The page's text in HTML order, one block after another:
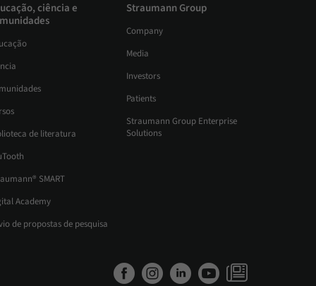
ciência e
de literatura
SMART
Academy
de propostas de pesquisa
Straumann Group
Company
Media
Investors
Patients
Straumann Group Enterprise
Solutions